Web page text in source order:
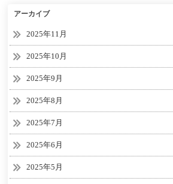
アーカイブ
2025年11月
2025年10月
2025年9月
2025年8月
2025年7月
2025年6月
2025年5月